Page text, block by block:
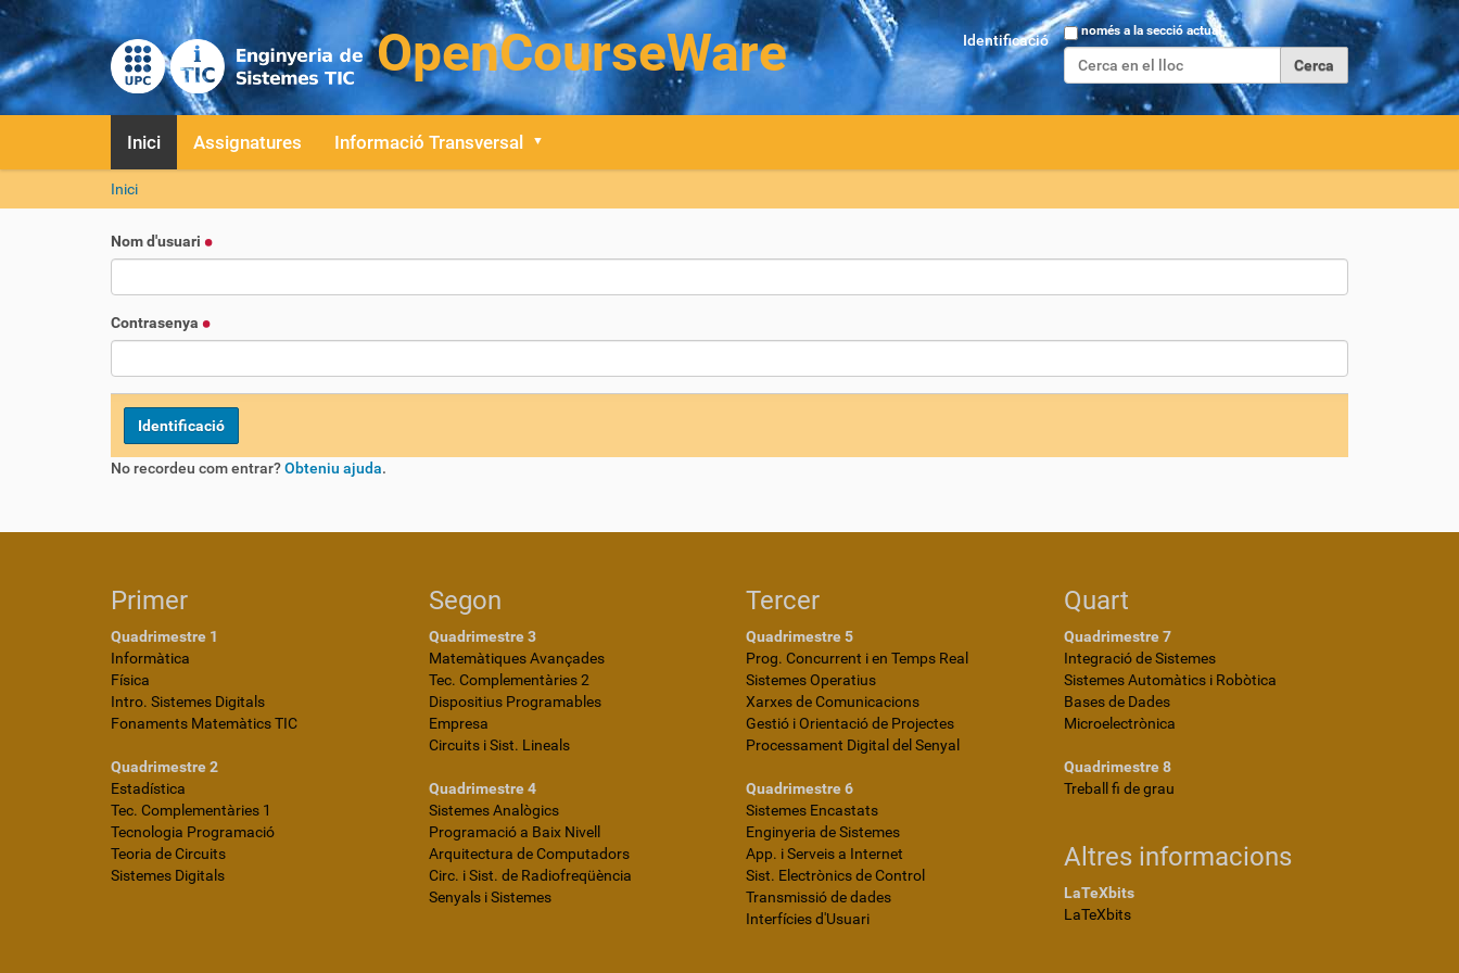
Cercanomés a la secció actual
Cerca avançada…
Identificació
Inici Assignatures Informació Transversal
S
o
u
Inici
Nom d'usuari
Contrasenya
No recordeu com entrar?Obteniu ajuda.
Primer
Quadrimestre 1
Informàtica
Física
Intro. Sistemes Digitals
Fonaments Matemàtics TIC
Quadrimestre 2
Estadística
Tec. Complementàries 1
Tecnologia Programació
Teoria de Circuits
Sistemes Digitals
Segon
Quadrimestre 3
Matemàtiques Avançades
Tec. Complementàries 2
Dispositius Programables
Empresa
Circuits i Sist. Lineals
Quadrimestre 4
Sistemes Analògics
Programació a Baix Nivell
Arquitectura de Computadors
Circ. i Sist. de Radiofreqüència
Senyals i Sistemes
Tercer
Quadrimestre 5
Prog. Concurrent i en Temps Real
Sistemes Operatius
Xarxes de Comunicacions
Gestió i Orientació de Projectes
Processament Digital del Senyal
Quadrimestre 6
Sistemes Encastats
Enginyeria de Sistemes
App. i Serveis a Internet
Sist. Electrònics de Control
Transmissió de dades
Interfícies d'Usuari
Quart
Quadrimestre 7
Integració de Sistemes
Sistemes Automàtics i Robòtica
Bases de Dades
Microelectrònica
Quadrimestre 8
Treball fi de grau
Altres informacions
LaTeXbits
LaTeXbits